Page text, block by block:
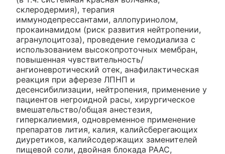
склеродермия), терапия
иммунодепрессантами, аллопуринолом,
прокаинамидом (риск развития нейтропении,
агранулоцитоза), проведение гемодиализа с
использованием высокопроточных мембран,
повышенная чувствительность/
ангионевротический отек, анафилактическая
реакция при аферезе ЛПНП и
десенсибилизации, нейтропения, применение у
пациентов негроидной расы, хирургическое
вмешательство/общая анестезия,
гиперкалиемия, одновременное применение
препаратов лития, калия, калийсберегающих
диуретиков, калийсодержащих заменителей
пищевой соли, двойная блокада РААС,